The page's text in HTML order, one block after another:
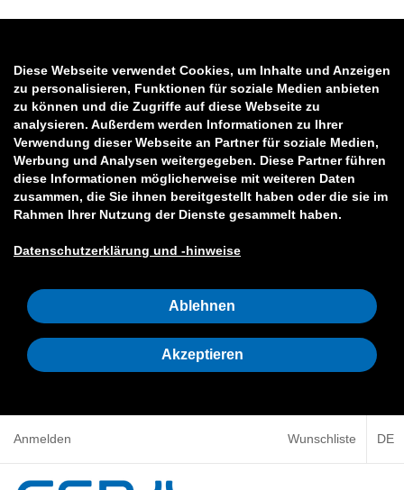
Diese Webseite verwendet Cookies, um Inhalte und Anzeigen
zu personalisieren, Funktionen für soziale Medien anbieten
zu können und die Zugriffe auf diese Webseite zu
analysieren. Außerdem werden Informationen zu Ihrer
Verwendung dieser Webseite an Partner für soziale Medien,
Werbung und Analysen weitergegeben. Diese Partner führen
diese Informationen möglicherweise mit weiteren Daten
zusammen, die Sie ihnen bereitgestellt haben oder die sie im
Rahmen Ihrer Nutzung der Dienste gesammelt haben.
Datenschutzerklärung und -hinweise
Ablehnen
Akzeptieren
Anmelden Wunschliste DE